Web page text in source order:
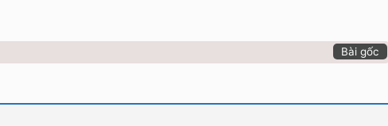
Bài gốc